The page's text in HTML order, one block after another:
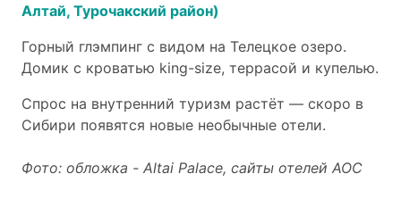
Алтай, Турочакский район)
Горный глэмпинг с видом на Телецкое озеро.
Домик с кроватью king-size, террасой и купелью.
Спрос на внутренний туризм растёт — скоро в
Сибири появятся новые необычные отели.
Фото: обложка - Altai Palace, сайты отелей АОС